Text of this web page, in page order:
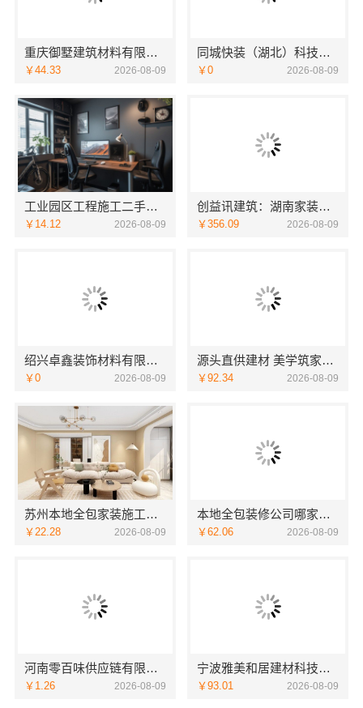
重庆御墅建筑材料有限公司巴南定制化现浇别墅抗震防风
￥44.33 2026-08-09
同城快装（湖北）科技有限公司本地婚房一站式装修一口价工期保障
￥0 2026-08-09
工业园区工程施工二手房全包，苏州兔哥哥智装新材料有限公司省心
￥14.12 2026-08-09
创益讯建筑：湖南家装价格表与售后保障
￥356.09 2026-08-09
绍兴卓鑫装饰材料有限公司上虞区全包省心选择
￥0 2026-08-09
源头直供建材 美学筑家建材公司哪家专业
￥92.34 2026-08-09
苏州本地全包家装施工报价新房咨询苏州百年豪庭新材料有限公司
￥22.28 2026-08-09
本地全包装修公司哪家好？云南至高新型建材有限公司可靠之选
￥62.06 2026-08-09
河南零百味供应链有限公司河南本地低成本量贩零食全域盈利
￥1.26 2026-08-09
宁波雅美和居建材科技有限公司海曙家装施工线下门店地址
￥93.01 2026-08-09